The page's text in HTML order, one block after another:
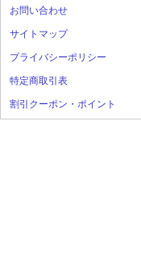
お問い合わせ
サイトマップ
プライバシーポリシー
特定商取引表
割引クーポン・ポイント